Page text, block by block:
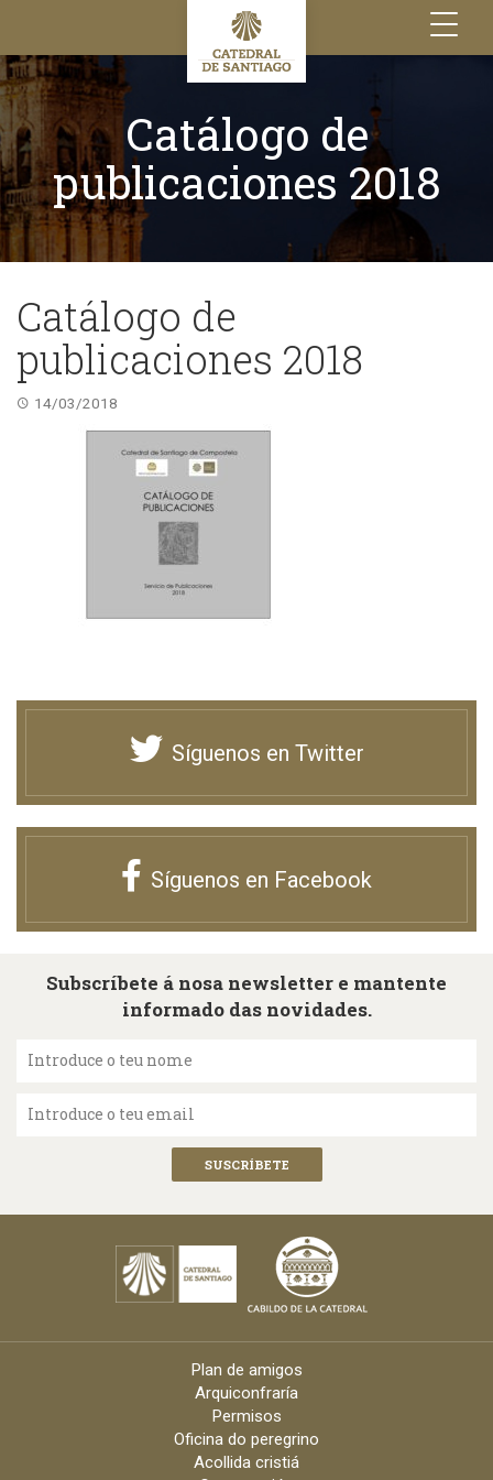
Toggle
navigation
Catálogo de
publicaciones 2018
Catálogo de
publicaciones 2018
14/03/2018
Síguenos en Twitter
Síguenos en Facebook
Subscríbete á nosa newsletter e mantente
informado das novidades.
Introduce o teu nome
Introduce o teu email
Plan de amigos
Arquiconfraría
Permisos
Oficina do peregrino
Acollida cristiá